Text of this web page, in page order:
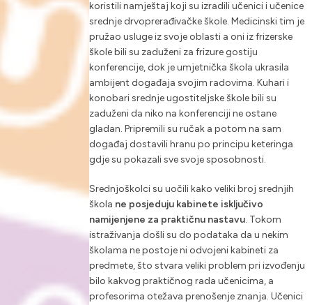
koristili namještaj koji su izradili učenici i učenice
srednje drvoprerađivačke škole. Medicinski tim je
pružao usluge iz svoje oblasti a oni iz frizerske
škole bili su zaduženi za frizure gostiju
konferencije, dok je umjetnička škola ukrasila
ambijent događaja svojim radovima. Kuhari i
konobari srednje ugostiteljske škole bili su
zaduženi da niko na konferenciji ne ostane
gladan. Pripremili su ručak a potom na sam
događaj dostavili hranu po principu keteringa
gdje su pokazali sve svoje sposobnosti.
Srednjoškolci su uočili kako veliki broj srednjih
škola ne posjeduju kabinete isključivo
namijenjene za praktičnu nastavu. Tokom
istraživanja došli su do podataka da u nekim
školama ne postoje ni odvojeni kabineti za
predmete, što stvara veliki problem pri izvođenju
bilo kakvog praktičnog rada učenicima, a
profesorima otežava prenošenje znanja. Učenici